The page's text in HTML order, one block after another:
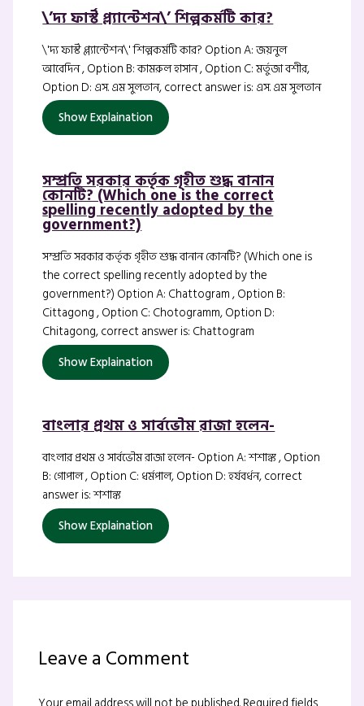
\’দ্য ফার্স্ট প্ল্যান্টেশন\’ শিল্পকর্মটি কার?
\'দ্য ফার্স্ট প্ল্যান্টেশন\' শিল্পকর্মটি কার? Option A: জয়নুল
আবেদিন , Option B: কামরুল হাসান , Option C: মর্তুজা বশীর,
Option D: এস. এম সুলতান, correct answer is: এস. এম সুলতান
Show Explaination
সম্প্রতি সরকার কর্তৃক গৃহীত শুদ্ধ বানান
কোনটি? (Which one is the correct
spelling recently adopted by the
government?)
সম্প্রতি সরকার কর্তৃক গৃহীত শুদ্ধ বানান কোনটি? (Which one is
the correct spelling recently adopted by the
government?) Option A: Chattogram , Option B:
Cittagong , Option C: Chotogramm, Option D:
Chitagong, correct answer is: Chattogram
Show Explaination
বাংলার প্রথম ও সার্বভৌম রাজা হলেন-
বাংলার প্রথম ও সার্বভৌম রাজা হলেন- Option A: শশাঙ্ক , Option
B: গোপাল , Option C: ধর্মপাল, Option D: হর্যবর্ধন, correct
answer is: শশাঙ্ক
Show Explaination
Leave a Comment